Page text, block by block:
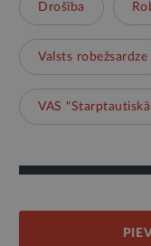
Drošība
Valsts robežsardze
VAS